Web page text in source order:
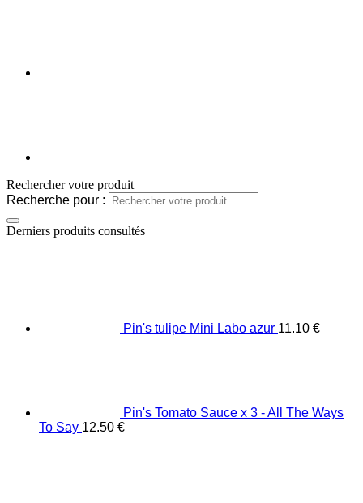
Rechercher votre produit
Recherche pour :
Derniers produits consultés
Pin's tulipe Mini Labo azur 11.10 €
Pin's Tomato Sauce x 3 - All The Ways
To Say 12.50 €